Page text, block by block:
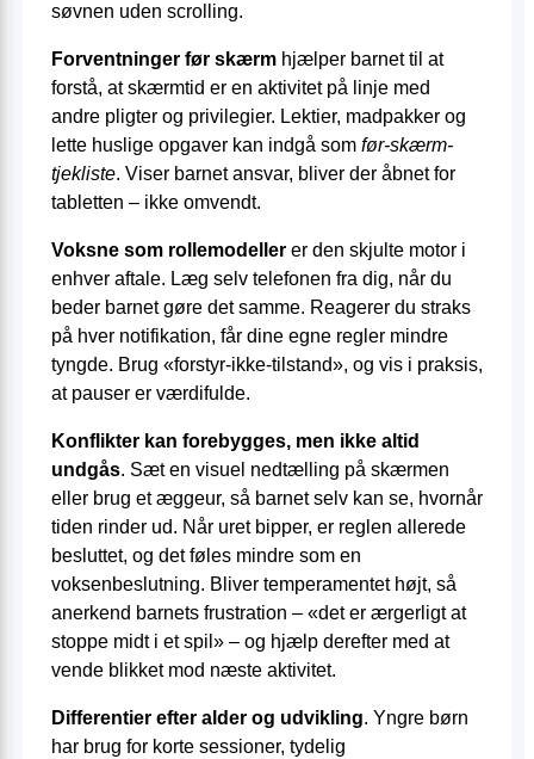
søvnen uden scrolling.
Forventninger før skærmhjælper barnet til at
forstå, at skærmtid er en aktivitet på linje med
andre pligter og privilegier. Lektier, madpakker og
lette huslige opgaver kan indgå som før-skærm-
tjekliste. Viser barnet ansvar, bliver der åbnet for
tabletten – ikke omvendt.
Voksne som rollemodellerer den skjulte motor i
enhver aftale. Læg selv telefonen fra dig, når du
beder barnet gøre det samme. Reagerer du straks
på hver notifikation, får dine egne regler mindre
tyngde. Brug «forstyr-ikke-tilstand», og vis i praksis,
at pauser er værdifulde.
Konflikter kan forebygges, men ikke altid
undgås. Sæt en visuel nedtælling på skærmen
eller brug et æggeur, så barnet selv kan se, hvornår
tiden rinder ud. Når uret bipper, er reglen allerede
besluttet, og det føles mindre som en
voksenbeslutning. Bliver temperamentet højt, så
anerkend barnets frustration – «det er ærgerligt at
stoppe midt i et spil» – og hjælp derefter med at
vende blikket mod næste aktivitet.
Differentier efter alder og udvikling. Yngre børn
har brug for korte sessioner, tydelig